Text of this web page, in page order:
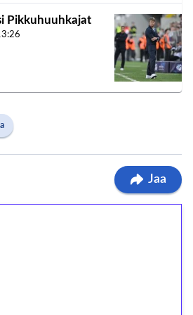
Pikkuhuuhkajat
Jaa